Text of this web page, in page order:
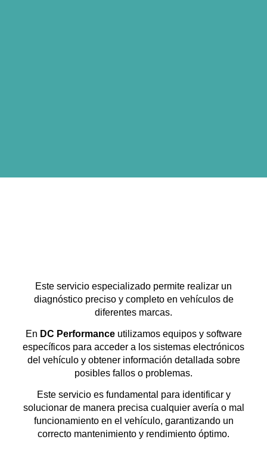
Este servicio especializado permite realizar un
diagnóstico preciso y completo en vehículos de
diferentes marcas.
En DC Performanceutilizamos equipos y software
específicos para acceder a los sistemas electrónicos
del vehículo y obtener información detallada sobre
posibles fallos o problemas.
Este servicio es fundamental para identificar y
solucionar de manera precisa cualquier avería o mal
funcionamiento en el vehículo, garantizando un
correcto mantenimiento y rendimiento óptimo.